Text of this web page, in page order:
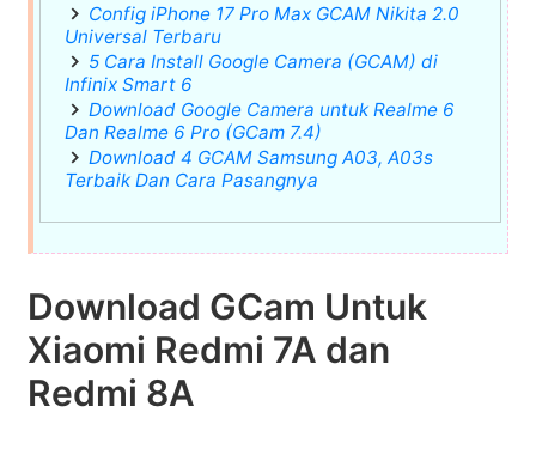
Config iPhone 17 Pro Max GCAM Nikita 2.0
Universal Terbaru
5 Cara Install Google Camera (GCAM) di
Infinix Smart 6
Download Google Camera untuk Realme 6
Dan Realme 6 Pro (GCam 7.4)
Download 4 GCAM Samsung A03, A03s
Terbaik Dan Cara Pasangnya
Download GCam Untuk
Xiaomi Redmi 7A dan
Redmi 8A